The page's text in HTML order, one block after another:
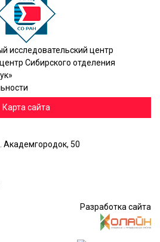
исследовательский центр
Сибирского отделения
Карта сайта
Академгородок, 50
Разработка сайта